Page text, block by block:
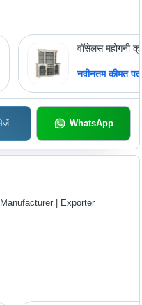
वॉसेलस महोगनी
नवीनतम कीमत
WhatsApp
Manufacturer | Exporter